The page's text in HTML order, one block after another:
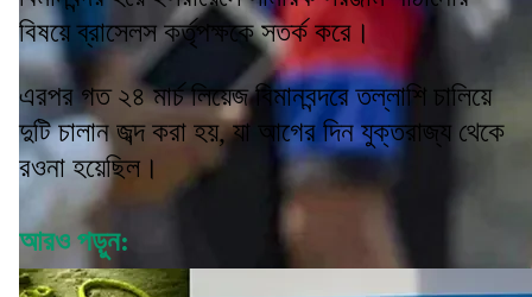
বিষয়ে ব্রাসেলস কর্তৃপক্ষকে সতর্ক করে।
এরপর গত ২৪ মার্চ লিয়েজ বিমানবন্দরে তল্লাশি চালিয়ে
দুটি চালান জব্দ করা হয়, যা আগের দিন যুক্তরাজ্য থেকে
রওনা হয়েছিল।
আরও পড়ুন: